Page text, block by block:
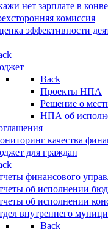
нет зарплате в
комиссия
эффективности
Back
Проекты НПА
Решение о
НПА об
качества
для граждан
финансового
об исполнении
об исполнении
внутреннего
Back